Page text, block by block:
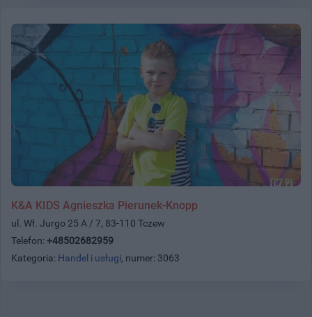
K&A KIDS Agnieszka Pierunek-Knopp
ul. Wł. Jurgo 25 A / 7, 83-110 Tczew
Telefon: +48502682959
Kategoria: Handel i usługi, numer: 3063